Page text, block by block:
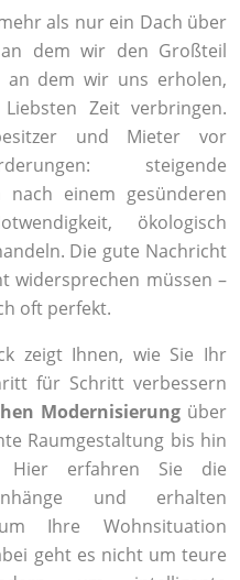
als nur ein Dach über
dem wir den Großteil
an dem wir uns erholen,
Zeit verbringen.
und Mieter vor
steigende
nach einem gesünderen
ökologisch
Die gute Nachricht
widersprechen müssen –
oft perfekt.
zeigt Ihnen, wie Sie Ihr
für Schritt verbessern
Modernisierungüber
Raumgestaltung bis hin
Hier erfahren Sie die
und erhalten
Ihre Wohnsituation
geht es nicht um teure